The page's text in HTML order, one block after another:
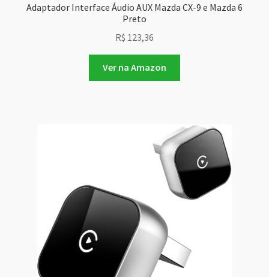
Adaptador Interface Áudio AUX Mazda CX-9 e Mazda 6
Preto
R$ 123,36
Ver na Amazon